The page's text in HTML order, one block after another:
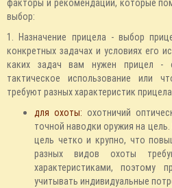
факторы и рекомендации, которые
выбор:
1. Назначение прицела - выбор
конкретных задачах и условиях его
каких задач вам нужен прицел -
тактическое использование или
требуют разных характеристик
для охоты: охотничий
точной наводки оружия на
цель четко и крупно, что
разных видов охоты
характеристиками, поэтому
учитывать индивидуальные